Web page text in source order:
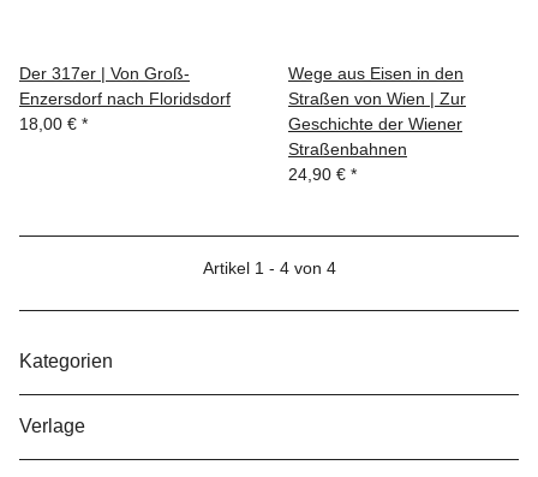
Der 317er | Von Groß-
Enzersdorf nach Floridsdorf
18,00 € *
Wege aus Eisen in den
Straßen von Wien | Zur
Geschichte der Wiener
Straßenbahnen
24,90 € *
Artikel 1 - 4 von 4
Kategorien
Verlage